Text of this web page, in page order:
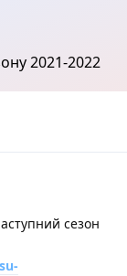
2021-2022
сезон